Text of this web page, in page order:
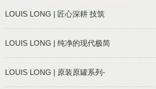
LOUIS LONG | 匠心深耕 技筑
LOUIS LONG | 纯净的现代极简
LOUIS LONG | 原装原罐系列-